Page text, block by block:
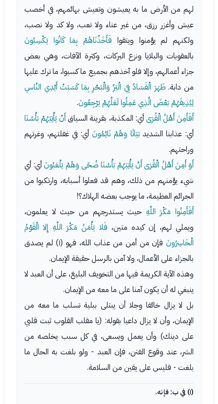
لهم من الأرض ما به يعيشون وتعيش بهائمهم، في أخصب
عيش وأغزر رزق، من غير عناء ولا تعب، ولا كد ولا نصب،
ولكنهم لم يؤمنوا ويتقوا فَأَخَذْنَاهُمْ بِمَا كَانُوا يَكْسِبُونَ
بالعقوبات والبلايا ونزع البركات، وكثرة الآفات، وهي بعض
جزاء أعمالهم، وإلا فلو آخذهم بجميع ما كسبوا، ما ترك عليها
من دابة. ظَهَرَ الْفَسَادُ فِي الْبَرِّ وَالْبَحْرِ بِمَا كَسَبَتْ أَيْدِي النَّاسِ
لِيُذِيقَهُمْ بَعْضَ الَّذِي عَمِلُوا لَعَلَّهُمْ يَرْجِعُونَ.
أَفَأَمِنَ أَهْلُ الْقُرَىأي: المكذبة، بقرينة السياقأَنْ يَأْتِيَهُمْ بَأْسُنَا
أي: عذابنا الشديدبَيَاتًا وَهُمْ نَائِمُونَأي: في غفلتهم، وغرتهم
وراحتهم.
أَوَ أَمِنَ أَهْلُ الْقُرَى أَنْ يَأْتِيَهُمْ بَأْسُنَا ضُحًى وَهُمْ يَلْعَبُونَأي: أي
شيء يؤمنهم من ذلك، وهم قد فعلوا أسبابه، وارتكبوا من
الجرائم العظيمة، ما يوجب بعضه الهلاك؟!
أَفَأَمِنُوا مَكْرَ اللَّهِ حيث يستدرجهم من حيث لا يعلمون،
ويملي لهم، إن كيده متين، فَلا يَأْمَنُ مَكْرَ اللَّهِ إِلا الْقَوْمُ
الْخَاسِرُونَ
فإن من أمن من عذاب الله، فهو (١) لم يصدق
بالجزاء على الأعمال، ولا آمن بالرسل حقيقة الإيمان.
وهذه الآية الكريمة فيها من التخويف البليغ، على أن العبد لا
ينبغي له أن يكون آمنا على ما معه من الإيمان.
بل لا يزال خائفا وجلا أن يبتلى ببلية تسلب ما معه من
الإيمان، وأن لا يزال داعيا بقوله: (يا مقلب القلوب ثبت قلبي
على دينك) وأن يعمل ويسعى، في كل سبب يخلصه من
الشر، عند وقوع الفتن، فإن العبد - ولو بلغت به الحال ما
بلغت - فليس على يقين من السلامة.
(١) في ب: فإنه.